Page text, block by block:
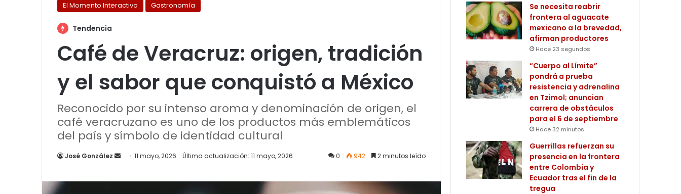
El Momento Interactivo Gastronomía
Tendencia
Café de Veracruz: origen, tradición
y el sabor que conquistó a México
Reconocido por su intenso aroma y denominación de origen, el
café veracruzano es uno de los productos más emblemáticos
del país y símbolo de identidad cultural
José González
Send
email
11 mayo, 2026 Última actualización: 11 mayo, 2026 0 942 2 minutos leído
Se necesita reabrir
frontera al aguacate
mexicano a la brevedad,
afirman productores
Hace 23 segundos
“Cuerpo al Límite”
pondrá a prueba
resistencia y adrenalina
en Tzimol; anuncian
carrera de obstáculos
para el 6 de septiembre
Hace 32 minutos
Guerrillas refuerzan su
presencia en la frontera
entre Colombia y
Ecuador tras el fin de la
tregua